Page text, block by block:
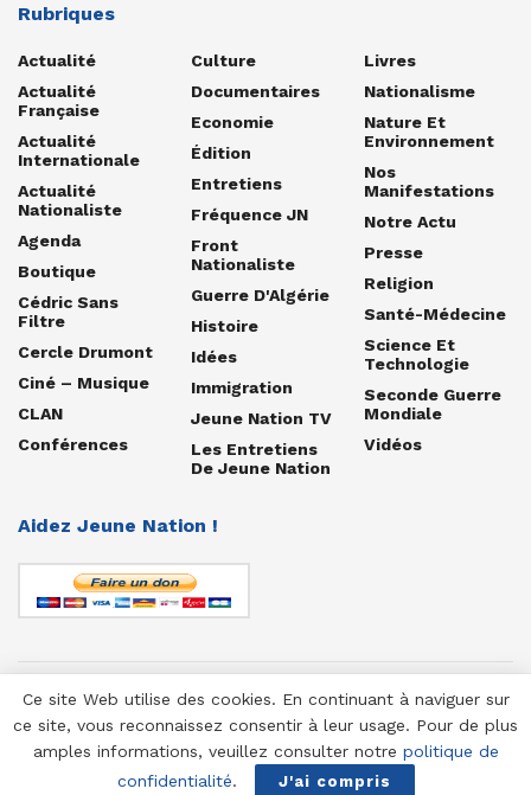
Rubriques
Actualité
Actualité
Française
Actualité
Internationale
Actualité
Nationaliste
Agenda
Boutique
Cédric Sans
Filtre
Cercle Drumont
Ciné – Musique
CLAN
Conférences
Culture
Documentaires
Economie
Édition
Entretiens
Fréquence JN
Front
Nationaliste
Guerre D'Algérie
Histoire
Idées
Immigration
Jeune Nation TV
Les Entretiens
De Jeune Nation
Livres
Nationalisme
Nature Et
Environnement
Nos
Manifestations
Notre Actu
Presse
Religion
Santé-Médecine
Science Et
Technologie
Seconde Guerre
Mondiale
Vidéos
Aidez Jeune Nation !
© 1958-2025 Jeune Nation
Ce site Web utilise des cookies. En continuant à naviguer sur
ce site, vous reconnaissez consentir à leur usage. Pour de plus
amples informations, veuillez consulter notre politique de
confidentialité. J'ai compris